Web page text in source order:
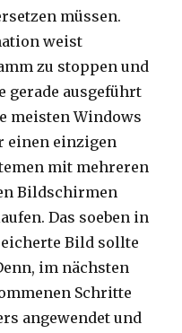
müssen.
weist
zu stoppen und
gerade ausgeführt
meisten Windows
einen einzigen
mit mehreren
Bildschirmen
Das soeben in
Bild sollte
im nächsten
Schritte
angewendet und